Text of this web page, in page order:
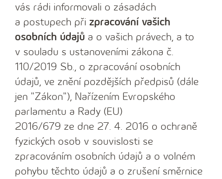
vás rádi informovali o zásadách
a postupech při zpracování vašich
osobních údajů a o vašich právech, a to
v souladu s ustanoveními zákona č.
110/2019 Sb., o zpracování osobních
údajů, ve znění pozdějších předpisů (dále
jen "Zákon"), Nařízením Evropského
parlamentu a Rady (EU)
2016/679 ze dne 27. 4. 2016 o ochraně
fyzických osob v souvislosti se
zpracováním osobních údajů a o volném
pohybu těchto údajů a o zrušení směrnice